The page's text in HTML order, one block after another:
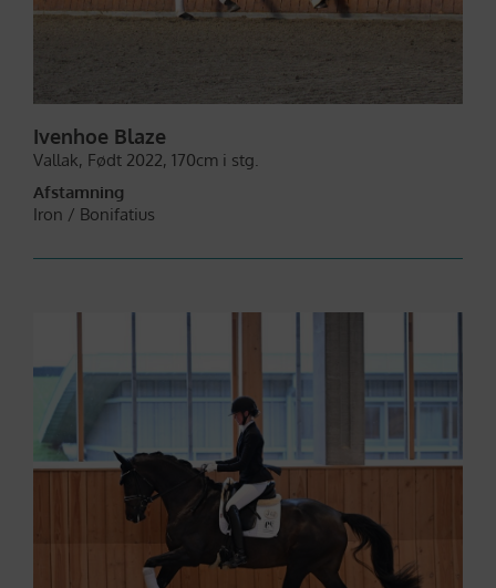
Ivenhoe Blaze
Vallak, Født 2022, 170cm i stg.
Afstamning
Iron / Bonifatius